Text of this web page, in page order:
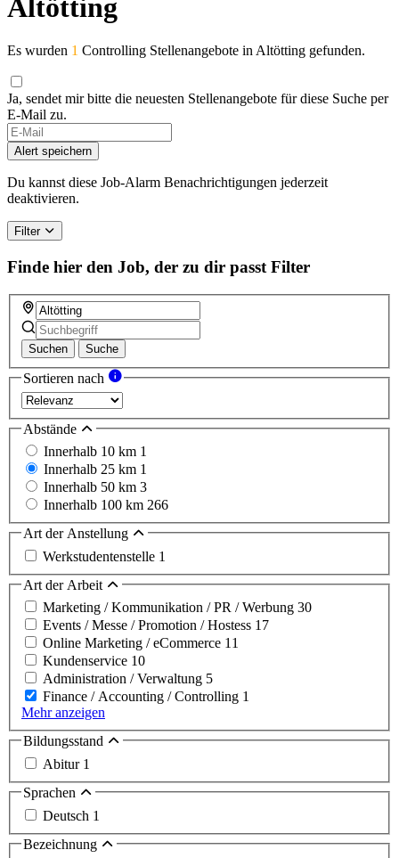
Altötting
Es wurden 1 Controlling Stellenangebote in Altötting gefunden.
Ja, sendet mir bitte die neuesten Stellenangebote für diese Suche per
E-Mail zu.
If
you
are
a
human,
this
field
Alert speichern
Du kannst diese Job-Alarm Benachrichtigungen jederzeit
deaktivieren.
Filter
Finde hier den Job, der zu dir passt Filter
Suchen Suche
Sortieren nach
Abstände
Innerhalb 10 km 1
Innerhalb 25 km 1
Innerhalb 50 km 3
Innerhalb 100 km 266
Art der Anstellung
Werkstudentenstelle 1
Art der Arbeit
Marketing / Kommunikation / PR / Werbung 30
Events / Messe / Promotion / Hostess 17
Online Marketing / eCommerce 11
Kundenservice 10
Administration / Verwaltung 5
Finance / Accounting / Controlling 1
Mehr anzeigen
Bildungsstand
Abitur 1
Sprachen
Deutsch 1
Bezeichnung